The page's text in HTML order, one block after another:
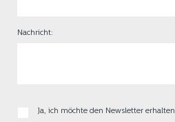
Nachricht:
Ja, ich möchte den Newsletter erhalten